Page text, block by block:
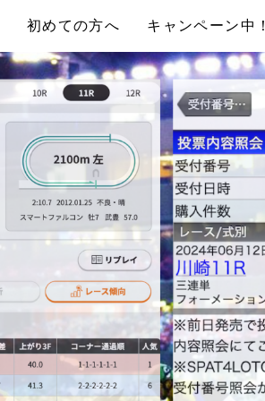
初めての方へ キャンペーン中！